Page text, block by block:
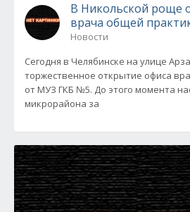
В Никольской роще
врача общей
Новости
Сегодня в Челябинске на улице
торжественное открытие офиса
от МУЗ ГКБ №5. До этого момента
микрорайона за